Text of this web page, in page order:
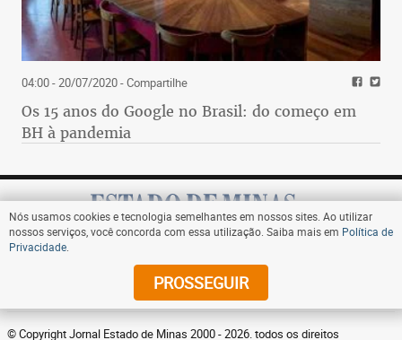
04:00 - 20/07/2020- Compartilhe
Os 15 anos do Google no Brasil: do começo em
BH à pandemia
Assine
© Copyright Jornal Estado de Minas 2000 - 2026. todos os direitos
Nós usamos cookies e tecnologia semelhantes em nossos sites. Ao utilizar
nossos serviços, você concorda com essa utilização. Saiba mais em Política de
Privacidade
PROSSEGUIR